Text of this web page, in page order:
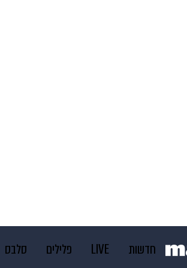
חדשות LIVE פלילים סלבס